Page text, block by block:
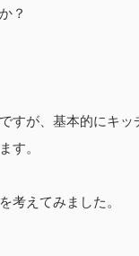
？
すが、基本的にキ
す。
考えてみました。